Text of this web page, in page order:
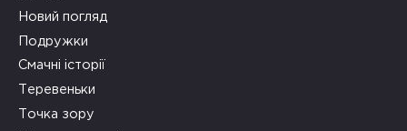
Новий погляд
Подружки
Смачні історії
Теревеньки
Точка зору